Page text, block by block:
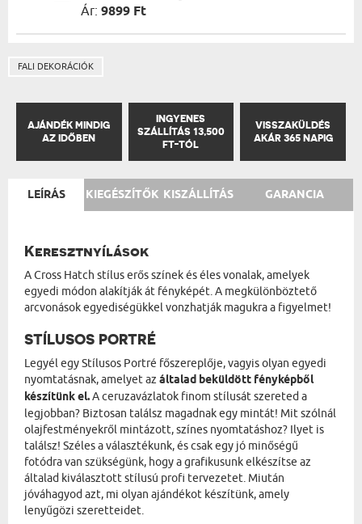
Ár: 9899 Ft
FALI DEKORÁCIÓK
AJÁNDÉK MINDIG
AZ IDŐBEN
INGYENES
SZÁLLÍTÁS 13,500
FT-TÓL
VISSZAKÜLDÉS
AKÁR 365 NAPIG
LEÍRÁS KIEGÉSZÍTŐK KISZÁLLÍTÁS GARANCIA
Keresztnyílások
A Cross Hatch stílus erős színek és éles vonalak, amelyek
egyedi módon alakítják át fényképét. A megkülönböztető
arcvonások egyediségükkel vonzhatják magukra a figyelmet!
STÍLUSOS PORTRÉ
Legyél egy Stílusos Portré főszereplője, vagyis olyan egyedi
nyomtatásnak, amelyet az általad beküldött fényképből
készítünk el.A ceruzavázlatok finom stílusát szereted a
legjobban? Biztosan találsz magadnak egy mintát! Mit szólnál
olajfestményekről mintázott, színes nyomtatáshoz? Ilyet is
találsz! Széles a választékunk, és csak egy jó minőségű
fotódra van szükségünk, hogy a grafikusunk elkészítse az
általad kiválasztott stílusú profi tervezetet. Miután
jóváhagyod azt, mi olyan ajándékot készítünk, amely
lenyűgözi szeretteidet.